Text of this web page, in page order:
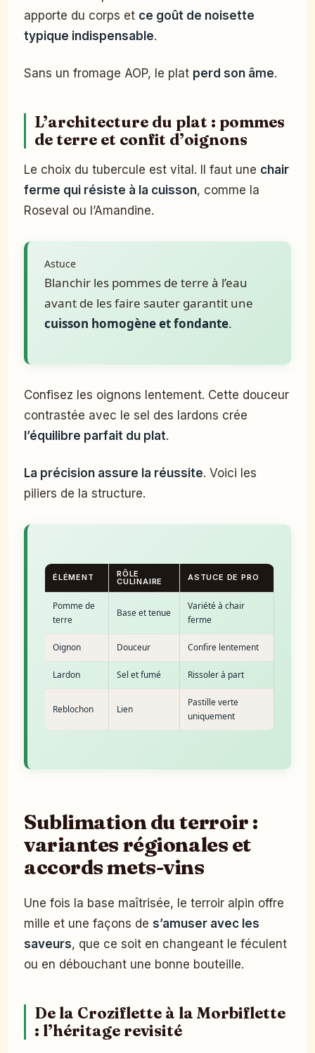
apporte du corps et ce goût de noisette
typique indispensable.
Sans un fromage AOP, le plat perd son âme.
L’architecture du plat : pommes
de terre et confit d’oignons
Le choix du tubercule est vital. Il faut une chair
ferme qui résiste à la cuisson, comme la
Roseval ou l’Amandine.
Astuce
Blanchir les pommes de terre à l’eau
avant de les faire sauter garantit une
cuisson homogène et fondante.
Confisez les oignons lentement. Cette douceur
contrastée avec le sel des lardons crée
l’équilibre parfait du plat.
La précision assure la réussite. Voici les
piliers de la structure.
ÉLÉMENT RÔLE
CULINAIRE ASTUCE DE PRO
Pomme de
terre
Base et tenue
Variété à chair
ferme
Oignon Douceur Confire lentement
Lardon Sel et fumé Rissoler à part
Reblochon Lien
Pastille verte
uniquement
Sublimation du terroir :
variantes régionales et
accords mets-vins
Une fois la base maîtrisée, le terroir alpin offre
mille et une façons de s’amuser avec les
saveurs, que ce soit en changeant le féculent
ou en débouchant une bonne bouteille.
De la Croziflette à la Morbiflette
: l’héritage revisité